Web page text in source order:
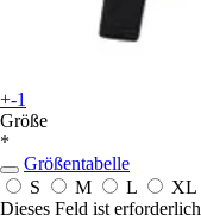
+-1
Größe
*
Größentabelle
S
M L XL
Dieses Feld ist erforderlich